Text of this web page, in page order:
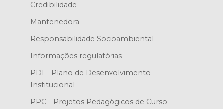
Credibilidade
Mantenedora
Responsabilidade Socioambiental
Informações regulatórias
PDI - Plano de Desenvolvimento
Institucional
PPC - Projetos Pedagógicos de Curso